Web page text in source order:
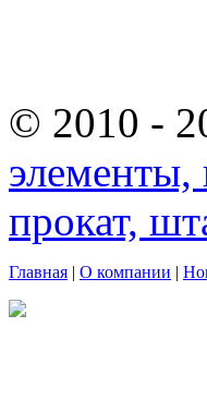
© 2010 -
элементы,
прокат,
Главная | О компании |